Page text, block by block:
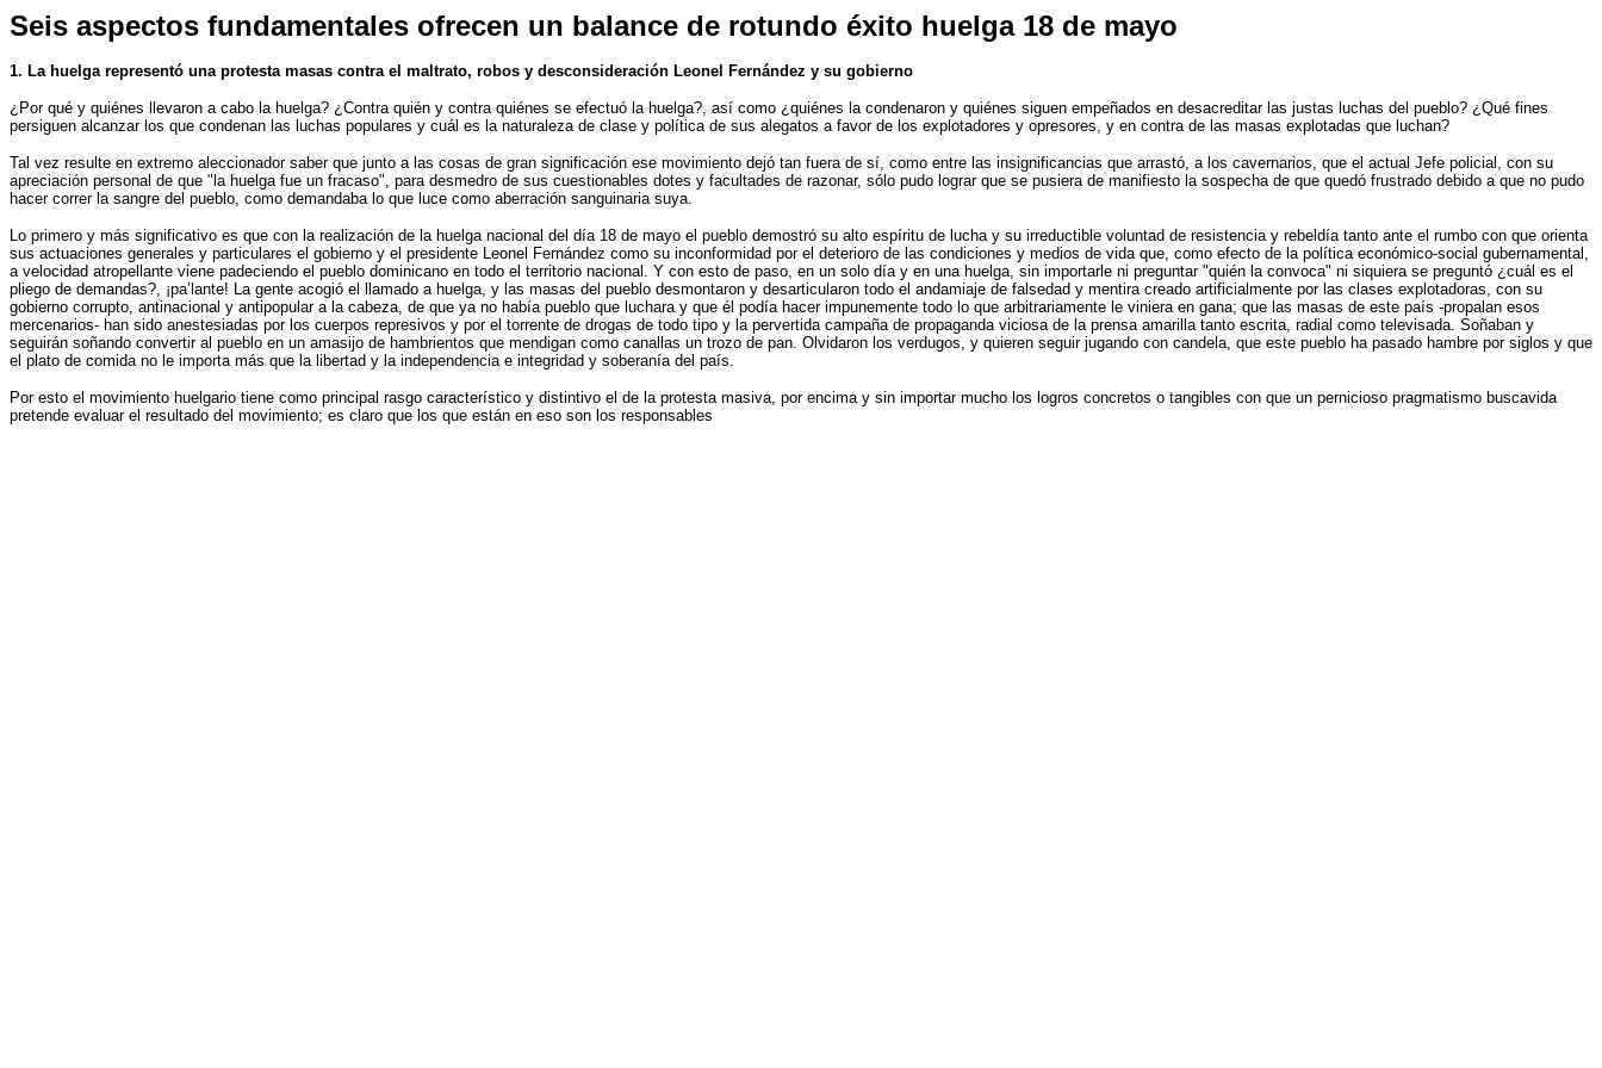
Seis aspectos fundamentales ofrecen un balance de rotundo éxito huelga 18 de mayo
1. La huelga representó una protesta masas contra el maltrato, robos y desconsideración Leonel Fernández y su gobierno
¿Por qué y quiénes llevaron a cabo la huelga? ¿Contra quién y contra quiénes se efectuó la huelga?, así como ¿quiénes la condenaron y quiénes siguen empeñados en desacreditar las justas luchas del pueblo? ¿Qué fines
persiguen alcanzar los que condenan las luchas populares y cuál es la naturaleza de clase y política de sus alegatos a favor de los explotadores y opresores, y en contra de las masas explotadas que luchan?
Tal vez resulte en extremo aleccionador saber que junto a las cosas de gran significación ese movimiento dejó tan fuera de sí, como entre las insignificancias que arrastó, a los cavernarios, que el actual Jefe policial, con su
apreciación personal de que "la huelga fue un fracaso", para desmedro de sus cuestionables dotes y facultades de razonar, sólo pudo lograr que se pusiera de manifiesto la sospecha de que quedó frustrado debido a que no pudo
hacer correr la sangre del pueblo, como demandaba lo que luce como aberración sanguinaria suya.
Lo primero y más significativo es que con la realización de la huelga nacional del día 18 de mayo el pueblo demostró su alto espíritu de lucha y su irreductible voluntad de resistencia y rebeldía tanto ante el rumbo con que orienta
sus actuaciones generales y particulares el gobierno y el presidente Leonel Fernández como su inconformidad por el deterioro de las condiciones y medios de vida que, como efecto de la política económico-social gubernamental,
a velocidad atropellante viene padeciendo el pueblo dominicano en todo el territorio nacional. Y con esto de paso, en un solo día y en una huelga, sin importarle ni preguntar "quién la convoca" ni siquiera se preguntó ¿cuál es el
pliego de demandas?, ¡pa’lante! La gente acogió el llamado a huelga, y las masas del pueblo desmontaron y desarticularon todo el andamiaje de falsedad y mentira creado artificialmente por las clases explotadoras, con su
gobierno corrupto, antinacional y antipopular a la cabeza, de que ya no había pueblo que luchara y que él podía hacer impunemente todo lo que arbitrariamente le viniera en gana; que las masas de este país -propalan esos
mercenarios- han sido anestesiadas por los cuerpos represivos y por el torrente de drogas de todo tipo y la pervertida campaña de propaganda viciosa de la prensa amarilla tanto escrita, radial como televisada. Soñaban y
seguirán soñando convertir al pueblo en un amasijo de hambrientos que mendigan como canallas un trozo de pan. Olvidaron los verdugos, y quieren seguir jugando con candela, que este pueblo ha pasado hambre por siglos y que
el plato de comida no le importa más que la libertad y la independencia e integridad y soberanía del país.
Por esto el movimiento huelgario tiene como principal rasgo característico y distintivo el de la protesta masiva, por encima y sin importar mucho los logros concretos o tangibles con que un pernicioso pragmatismo buscavida
pretende evaluar el resultado del movimiento; es claro que los que están en eso son los responsables